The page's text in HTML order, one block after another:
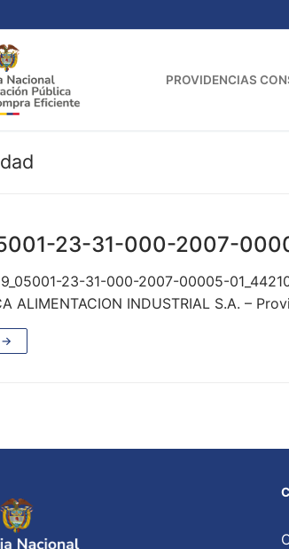
PROVIDENCIAS
23-31-000-2007-
23-31-000-2007-00005-
ALIMENTACION INDUSTRIAL S.A. –
→